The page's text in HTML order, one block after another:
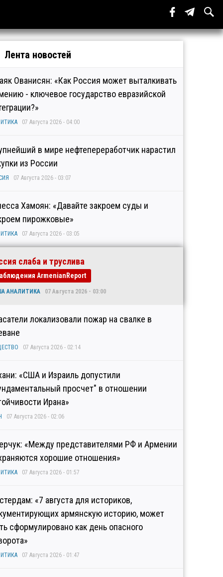
Лента новостей
Ованисян: «Как Россия может выталкивать
- ключевое государство евразийской
07 Августа 2026 - 04:00
в мире нефтепереработчик нарастил
из России
07 Августа 2026 - 03:07
Хамоян: «Давайте закроем суды и
пирожковые»
07 Августа 2026 - 03:05
слаба и труслива
ArmenianReport
АНАЛИТИКА 07 Августа 2026 - 03:00
локализовали пожар на свалке в
07 Августа 2026 - 02:14
«США и Израиль допустили
просчет" в отношении
Ирана»
07 Августа 2026 - 02:06
«Между представителями РФ и Армении
хорошие отношения»
07 Августа 2026 - 01:57
«7 августа для историков,
армянскую историю, может
сформулировано как день опасного
07 Августа 2026 - 01:47